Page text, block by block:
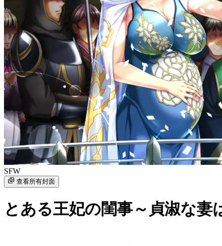
SFW
查看所有封面
とある王妃の閨事～貞淑な